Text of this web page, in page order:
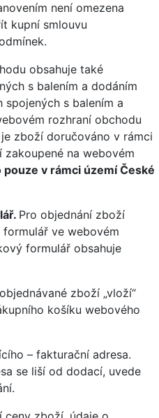
není omezena
kupní smlouvu
obsahuje také
s balením a dodáním
spojených s balením a
rozhraní obchodu
zboží doručováno v rámci
zakoupené na webovém
v rámci území České
Pro objednání zboží
ve webovém
formulář obsahuje
zboží „vloží“
košíku webového
– fakturační adresa.
se liší od dodací, uvede